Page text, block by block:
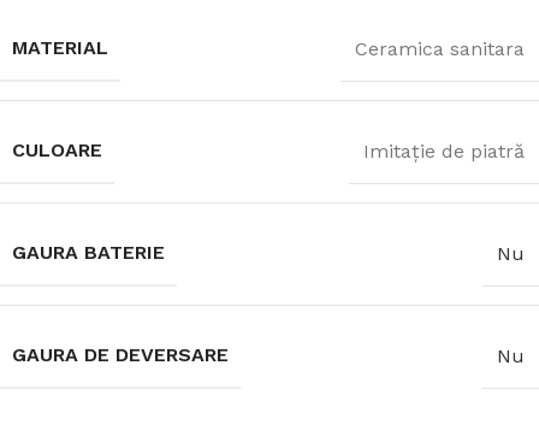
MATERIAL Ceramica sanitara
CULOARE Imitație de piatră
GAURA BATERIE Nu
GAURA DE DEVERSARE Nu